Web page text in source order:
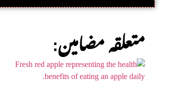
:متعلقہ مضامین